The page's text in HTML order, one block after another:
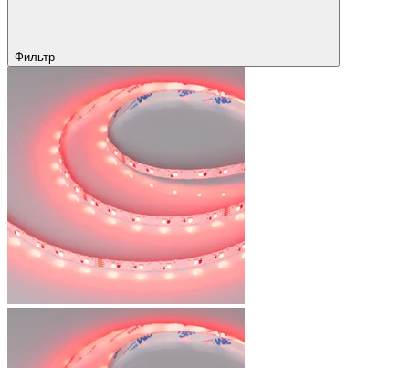
Фильтр